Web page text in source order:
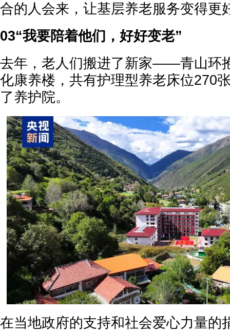
合的人会来，让基层养老服务变得更
03“我要陪着他们，好好变老”
去年，老人们搬进了新家——青山环
化康养楼，共有护理型养老床位270
了养护院。
在当地政府的支持和社会爱心力量的